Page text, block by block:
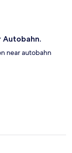
near autobahn